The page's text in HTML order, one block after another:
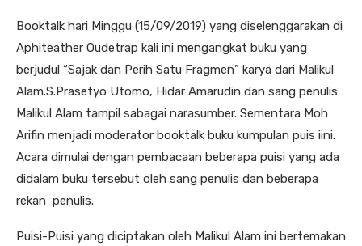
Booktalk hari Minggu (15/09/2019) yang diselenggarakan di
Aphiteather Oudetrap kali ini mengangkat buku yang
berjudul “Sajak dan Perih Satu Fragmen” karya dari Malikul
Alam.S.Prasetyo Utomo, Hidar Amarudin dan sang penulis
Malikul Alam tampil sabagai narasumber. Sementara Moh
Arifin menjadi moderator booktalk buku kumpulan puis iini.
Acara dimulai dengan pembacaan beberapa puisi yang ada
didalam buku tersebut oleh sang penulis dan beberapa
rekan penulis.
Puisi-Puisi yang diciptakan oleh Malikul Alam ini bertemakan